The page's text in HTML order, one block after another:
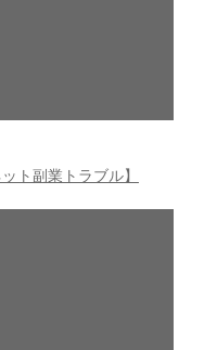
ト副業トラブル】